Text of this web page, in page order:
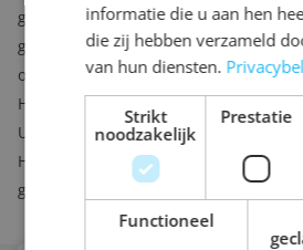
gesmeerd gaat worden zal allereerst de
gesloopt worden. Mocht u
op krimpnetten gelegd worden op de
Hierna zal de zandcement dekvloer
Uiteindelijk wordt de door u gekozen
Hierbij kunt u denken aan
tegels,PVC
,
gietvloer.
informatie die u aan hen
die zij hebben verzameld
van hun diensten.
Strikt
noodzakelijk
Prestatie
Functioneel